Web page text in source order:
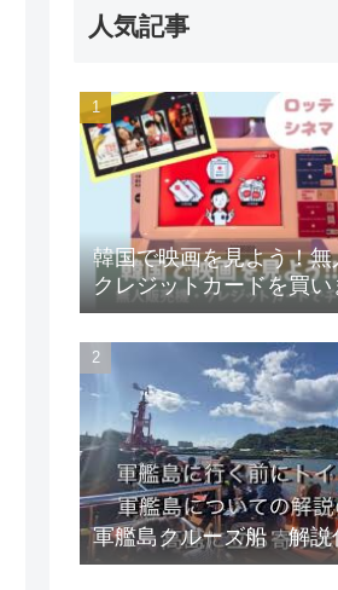
人気記事
韓国で映画を見よう！
クレジットカードを買い
軍艦島クルーズ船 解説